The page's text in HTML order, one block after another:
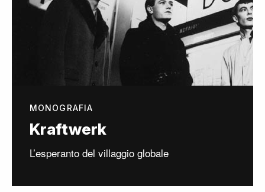
MONOGRAFIA
Kraftwerk
L’esperanto del villaggio globale